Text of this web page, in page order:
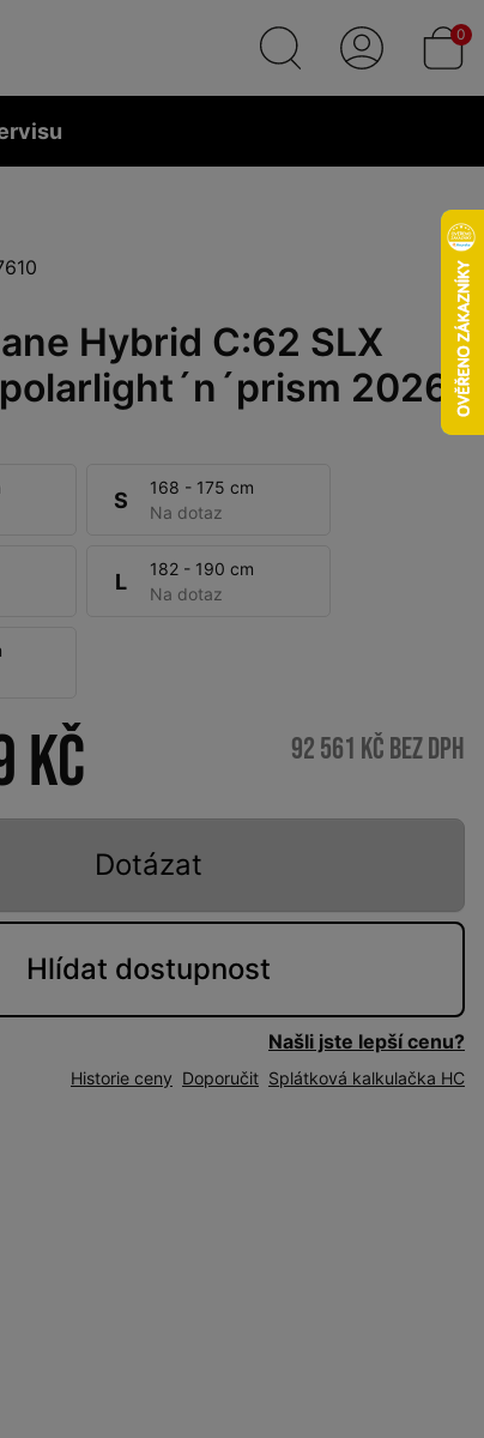
0
Hybrid C:62 SLX
2026
S
168 - 175 cm
Na dotaz
L
182 - 190 cm
Na dotaz
Kč 92 561 Kč bez DPH
Dotázat
Hlídat dostupnost
Našli jste lepší cenu?
Historie ceny Doporučit Splátková kalkulačka HC